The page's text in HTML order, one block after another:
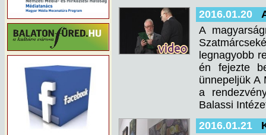
2016.01.20
A
legnagyobb
én fejezte
ünnepeljük A
a
Balassi
2016.01.21